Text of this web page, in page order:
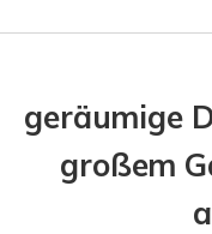
geräumige
großem